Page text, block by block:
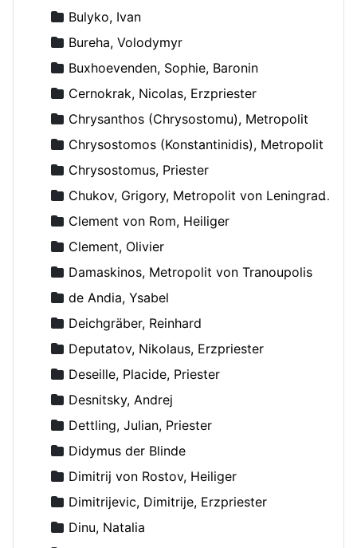
Bulyko, Ivan
Bureha, Volodymyr
Buxhoevenden, Sophie, Baronin
Cernokrak, Nicolas, Erzpriester
Chrysanthos (Chrysostomu), Metropolit
Chrysostomos (Konstantinidis), Metropolit
Chrysostomus, Priester
Chukov, Grigory, Metropolit von Leningrad und Novgorod
Clement von Rom, Heiliger
Clement, Olivier
Damaskinos, Metropolit von Tranoupolis
de Andia, Ysabel
Deichgräber, Reinhard
Deputatov, Nikolaus, Erzpriester
Deseille, Placide, Priester
Desnitsky, Andrej
Dettling, Julian, Priester
Didymus der Blinde
Dimitrij von Rostov, Heiliger
Dimitrijevic, Dimitrije, Erzpriester
Dinu, Natalia